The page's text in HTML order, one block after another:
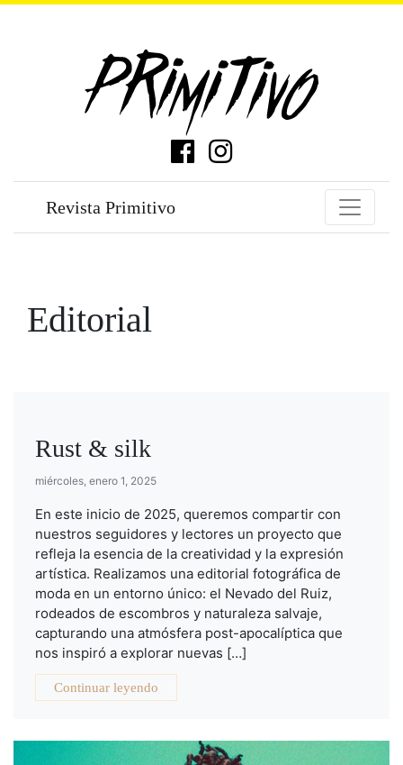
Revista Primitivo
Editorial
Rust & silk
miércoles, enero 1, 2025
En este inicio de 2025, queremos compartir con
nuestros seguidores y lectores un proyecto que
refleja la esencia de la creatividad y la expresión
artística. Realizamos una editorial fotográfica de
moda en un entorno único: el Nevado del Ruiz,
rodeados de escombros y naturaleza salvaje,
capturando una atmósfera post-apocalíptica que
nos inspiró a explorar nuevas […]
Continuar leyendo